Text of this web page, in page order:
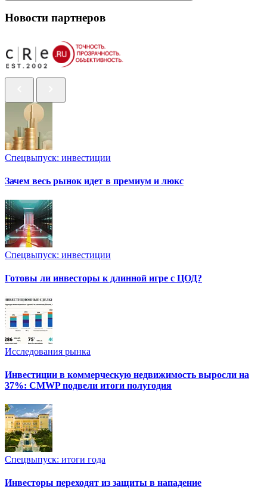
Новости партнеров
Спецвыпуск: инвестиции
Зачем весь рынок идет в премиум и люкс
Спецвыпуск: инвестиции
Готовы ли инвесторы к длинной игре с ЦОД?
Исследования рынка
Инвестиции в коммерческую недвижимость выросли на
37%: CMWP подвели итоги полугодия
Спецвыпуск: итоги года
Инвесторы переходят из защиты в нападение